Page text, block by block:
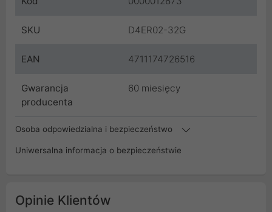
SKU D4ER02-32G
EAN 4711174726516
Gwarancja
producenta
60 miesięcy
Osoba odpowiedzialna i bezpieczeństwo
Uniwersalna informacja o bezpieczeństwie
Opinie Klientów